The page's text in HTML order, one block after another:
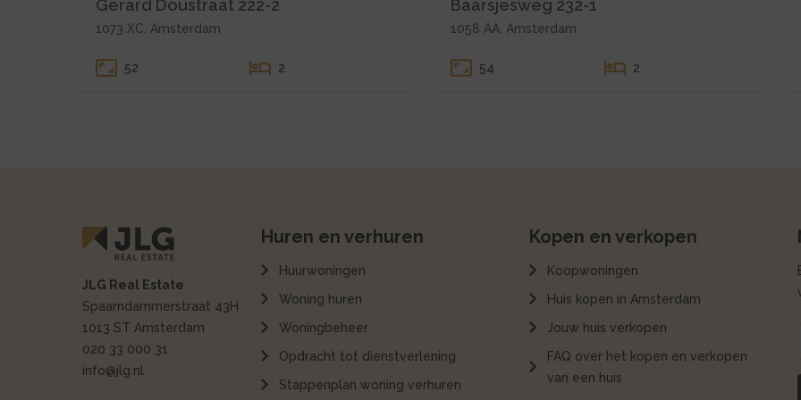
Gerard Doustraat 222-2
1073 XC, Amsterdam
52 2
Baarsjesweg 232-1
1058 AA, Amsterdam
54 2
JLG Real Estate
Spaarndammerstraat 43H
1013 ST Amsterdam
020 33 000 31
info@jlg.nl
Huren en verhuren
Huurwoningen
Woning huren
Woningbeheer
Opdracht tot dienstverlening
Stappenplan woning verhuren
Kopen en verkopen
Koopwoningen
Huis kopen in Amsterdam
Jouw huis verkopen
FAQ over het kopen en verkopen
van een huis